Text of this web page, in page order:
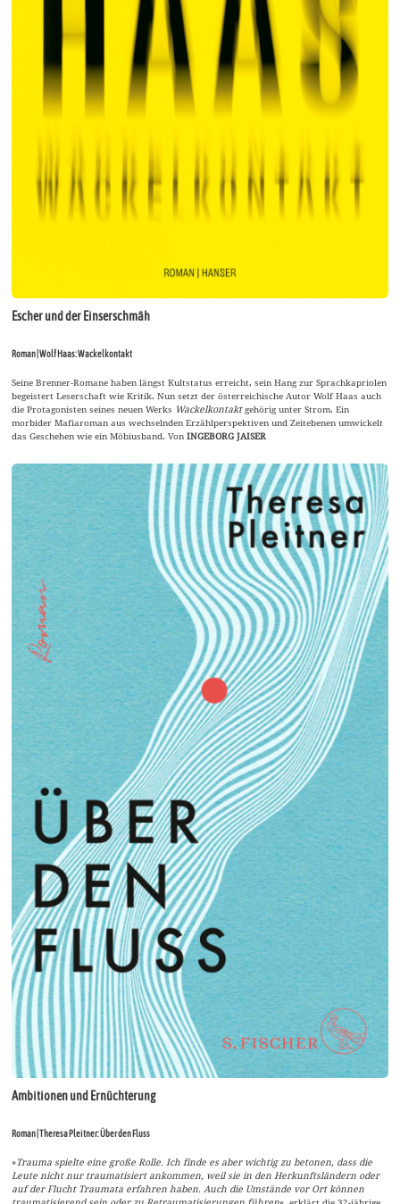
Escher und der Einserschmäh
Roman | Wolf Haas: Wackelkontakt
Seine Brenner-Romane haben längst Kultstatus erreicht, sein Hang zur Sprachkapriolen
begeistert Leserschaft wie Kritik. Nun setzt der österreichische Autor Wolf Haas auch
die Protagonisten seines neuen Werks Wackelkontaktgehörig unter Strom. Ein
morbider Mafiaroman aus wechselnden Erzählperspektiven und Zeitebenen umwickelt
das Geschehen wie ein Möbiusband. VonINGEBORG JAISER
Ambitionen und Ernüchterung
Roman | Theresa Pleitner: Über den Fluss
»Trauma spielte eine große Rolle. Ich finde es aber wichtig zu betonen, dass die
Leute nicht nur traumatisiert ankommen, weil sie in den Herkunftsländern oder
auf der Flucht Traumata erfahren haben. Auch die Umstände vor Ort können